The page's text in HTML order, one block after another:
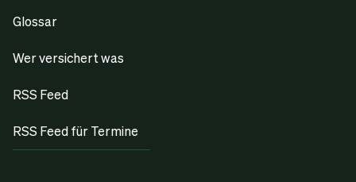
Glossar
Wer versichert was
RSS Feed
RSS Feed für Termine